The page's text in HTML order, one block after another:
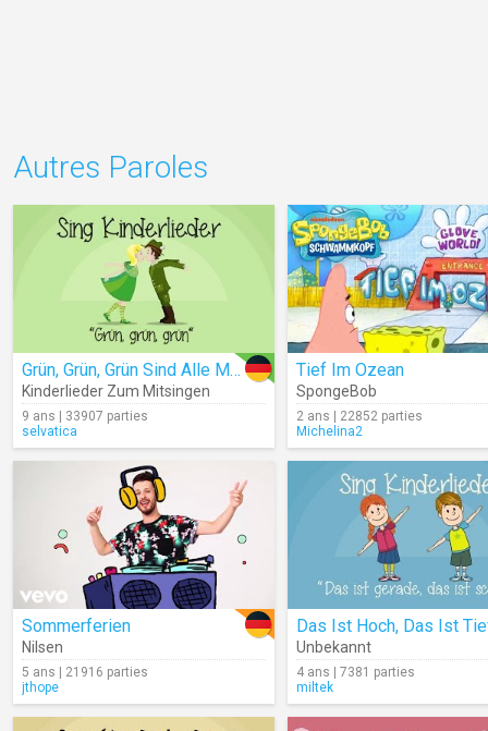
Autres Paroles
Grün, Grün, Grün Sind Alle Meine Kleider (Lyrics)
Kinderlieder Zum Mitsingen
9 ans | 33907 parties
selvatica
Tief Im Ozean
SpongeBob
2 ans | 22852 parties
Michelina2
Sommerferien
Nilsen
5 ans | 21916 parties
jthope
Das Ist Hoch, Das Ist
Unbekannt
4 ans | 7381 parties
miltek